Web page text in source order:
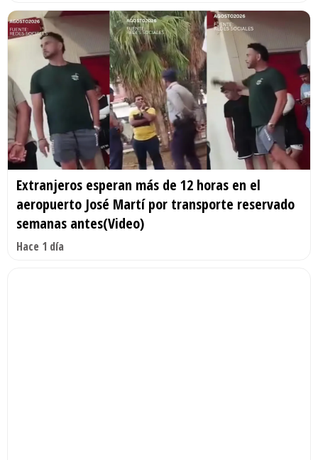
Extranjeros esperan más de 12 horas en el
aeropuerto José Martí por transporte reservado
semanas antes(Video)
Hace 1 día